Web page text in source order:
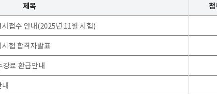
제목
접수 안내(2025년 11월 시험)
험 합격자발표
강료 환급안내